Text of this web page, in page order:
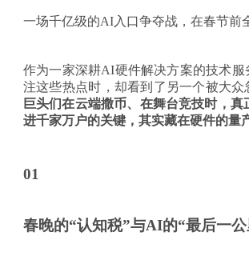
一场千亿级的AI入口争夺战，在春节前
作为一家深耕AI硬件解决方案的技术服
注这些热点时，却看到了另一个被大众
巨头们在云端撒币、在舞台竞技时，真
进千家万户的关键，其实藏在硬件的量
01
春晚的“认知税”与AI的“最后一公